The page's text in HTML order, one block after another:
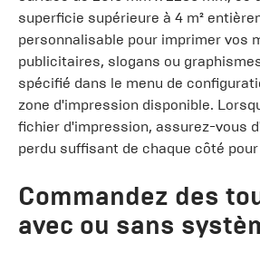
superficie supérieure à 4 m²
personnalisable pour imprimer vos
publicitaires, slogans ou
spécifié dans le menu de
zone d'impression disponible.
fichier d'impression, assurez-vous
perdu suffisant de chaque côté
Commandez des
avec ou sans